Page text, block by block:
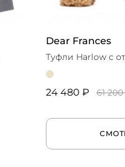
Dear Frances
Туфли Harlow с
24 480 ₽ 61